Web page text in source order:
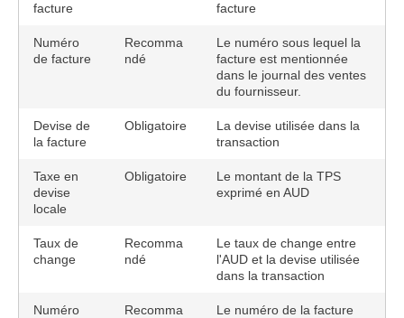
facture
facture
Numéro
de facture
Recomma
ndé
Le numéro sous lequel la
facture est mentionnée
dans le journal des ventes
du fournisseur.
Devise de
la facture
Obligatoire
La devise utilisée dans la
transaction
Taxe en
devise
locale
Obligatoire
Le montant de la TPS
exprimé en AUD
Taux de
change
Recomma
ndé
Le taux de change entre
l'AUD et la devise utilisée
dans la transaction
Numéro
Recomma
Le numéro de la facture